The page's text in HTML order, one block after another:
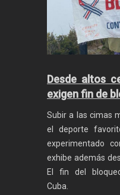
Desde altos
exigen fin de
Subir a las cimas
el deporte
experimentado
exhibe además
El fin del
Cuba.